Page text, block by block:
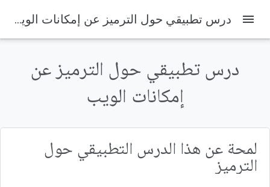
على هذه الصفحة
المتطلبات
menu درس تطبيقي حول الترميز عن إمكانات الويب
درس تطبيقي حول الترميز عن
إمكانات الويب
لمحة عن هذا الدرس التطبيقي حول
الترميز